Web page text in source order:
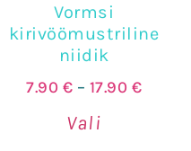
Vormsi
kirivöömustriline
niidik
7.90 € – 17.90 €
Vali